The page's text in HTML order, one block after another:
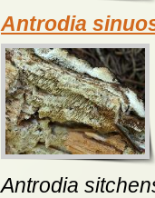
Antrodia
Antrodia